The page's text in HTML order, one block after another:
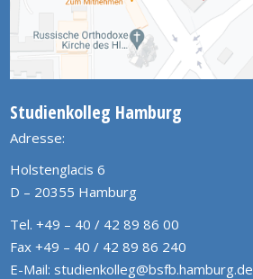
Studienkolleg Hamburg
Adresse:
Holstenglacis 6
D – 20355 Hamburg
Tel. +49 – 40 / 42 89 86 00
Fax +49 – 40 / 42 89 86 240
E-Mail: studienkolleg@bsfb.hamburg.de